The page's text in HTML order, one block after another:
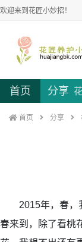
欢迎来到花匠小妙招！
首页 分享
首页 分享
2015年，春，我
春来到，除了看桃